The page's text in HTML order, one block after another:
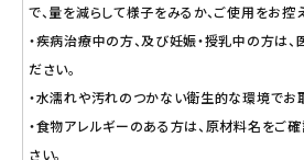
で、量を減らして様子をみるか、ご使用をお控え
・疾病治療中の方、及び妊娠・授乳中の方は
ださい。
・水濡れや汚れのつかない衛生的な環境でお
・食物アレルギーのある方は、原材料名をご
さい。